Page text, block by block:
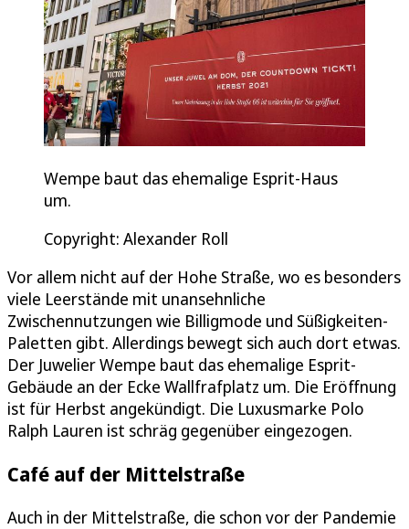
Wempe baut das ehemalige Esprit-Haus
um.
Copyright: Alexander Roll
Vor allem nicht auf der Hohe Straße, wo es besonders
viele Leerstände mit unansehnliche
Zwischennutzungen wie Billigmode und Süßigkeiten-
Paletten gibt. Allerdings bewegt sich auch dort etwas.
Der Juwelier Wempe baut das ehemalige Esprit-
Gebäude an der Ecke Wallfrafplatz um. Die Eröffnung
ist für Herbst angekündigt. Die Luxusmarke Polo
Ralph Lauren ist schräg gegenüber eingezogen.
Café auf der Mittelstraße
Auch in der Mittelstraße, die schon vor der Pandemie